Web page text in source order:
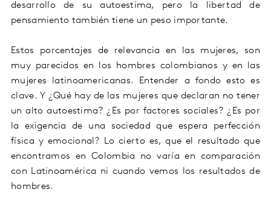
desarrollo de su autoestima, pero la libertad de
pensamiento también tiene un peso importante.
Estos porcentajes de relevancia en las mujeres, son
muy parecidos en los hombres colombianos y en las
mujeres latinoamericanas.
Entender a fondo esto es
clave. Y ¿Qué hay de las mujeres que declaran no tener
un alto autoestima? ¿Es por factores sociales? ¿Es por
la exigencia de una sociedad que espera perfección
física y emocional? Lo cierto es, que el resultado que
encontramos en Colombia no varía en comparación
con Latinoamérica ni cuando vemos los resultados de
hombres.